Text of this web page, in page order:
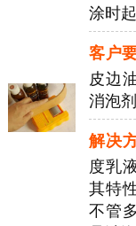
涂时
客户
皮边
消泡
解决
度乳
其特
不管